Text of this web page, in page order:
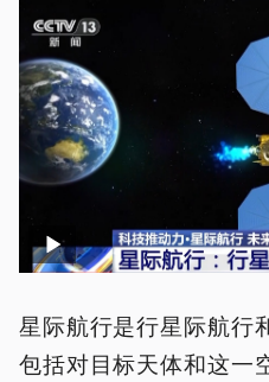
星际航行是行星际航行
包括对目标天体和这一